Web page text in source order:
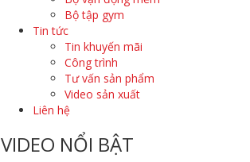
Bộ tập gym
Tin tức
Tin khuyến mãi
Công trình
Tư vấn sản phẩm
Video sản xuất
Liên hệ
VIDEO NỔI BẬT